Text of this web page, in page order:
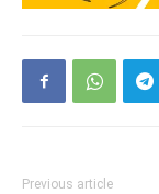
Previous article